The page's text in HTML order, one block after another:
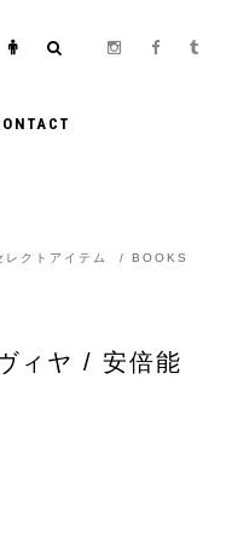
クトアイテム /
BOOKS
ィヤ / 安倍能